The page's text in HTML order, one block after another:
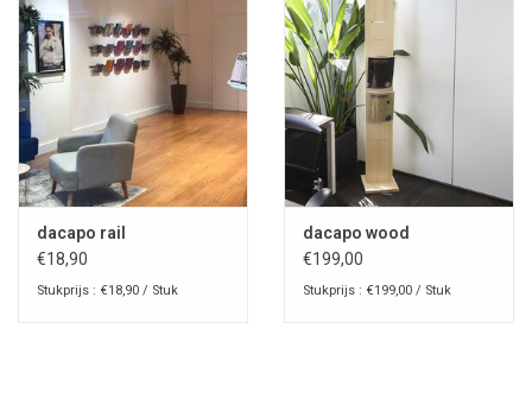
dacapo rail
€18,90
Stukprijs : €18,90 / Stuk
dacapo wood
€199,00
Stukprijs : €199,00 / Stuk